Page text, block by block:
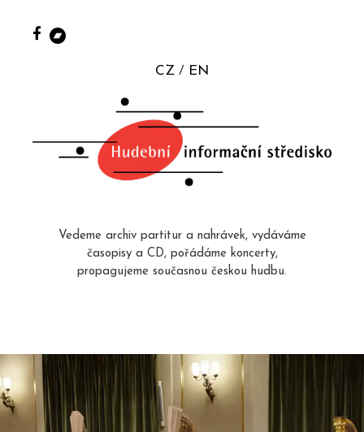
CZ EN
Vedeme archiv partitur a nahrávek, vydáváme
časopisy a CD, pořádáme koncerty,
propagujeme současnou českou hudbu.